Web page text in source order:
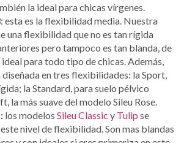
la ideal para chicas vírgenes.
: esta es la flexibilidad media. Nuestra
una flexibilidad que no es tan rígida
pero tampoco es tan blanda, de
ideal para todo tipo de chicas. Además,
en tres flexibilidades: la Sport,
la Standard, para suelo pélvico
la más suave del modelo Sileu Rose.
los modelos Sileu Classic y Tulip se
nivel de flexibilidad. Son mas blandas